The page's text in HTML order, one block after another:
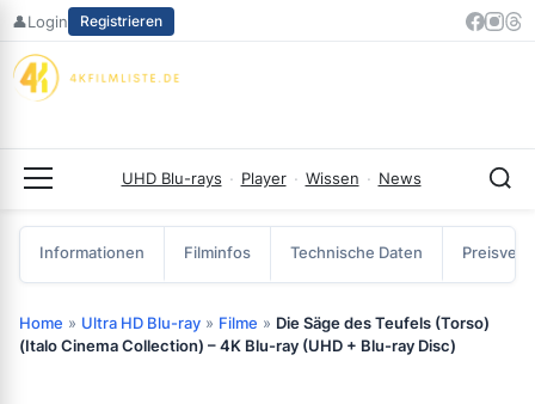
Zum
springen
👤Login Registrieren
UHD Blu-rays · Player · Wissen · News
Informationen Filminfos Technische Daten
Home » Ultra HD Blu-ray » Filme » Die Säge des Teufels (Torso)
(Italo Cinema Collection) – 4K Blu-ray (UHD + Blu-ray Disc)